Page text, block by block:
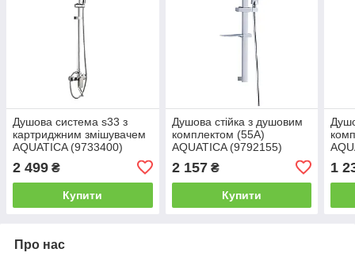
Душова система s33 з
картриджним змішувачем
AQUATICA (9733400)
2 499 ₴
Купити
Душова стійка з душовим
комплектом (55A)
AQUATICA (9792155)
2 157₴
Купити
1
Про нас